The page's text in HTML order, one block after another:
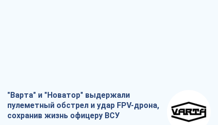
"Варта" и "Новатор" выдержали
пулеметный обстрел и удар FPV-дрона,
сохранив жизнь офицеру ВСУ